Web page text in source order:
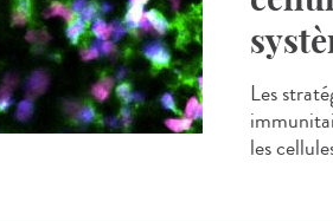
Les
les